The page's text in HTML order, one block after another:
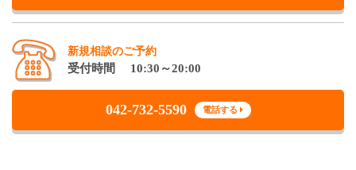
新規相談のご予約
受付時間 10:30～20:00
042-732-5590 電話する